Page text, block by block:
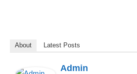
About Latest Posts
Admin